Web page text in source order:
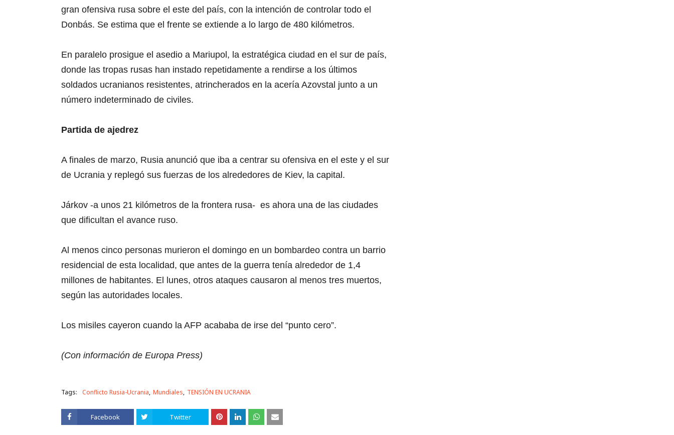
gran ofensiva rusa sobre el este del país, con la intención de controlar todo el
Donbás. Se estima que el frente se extiende a lo largo de 480 kilómetros.
En paralelo prosigue el asedio a Mariupol, la estratégica ciudad en el sur de país,
donde las tropas rusas han instado repetidamente a rendirse a los últimos
soldados ucranianos resistentes, atrincherados en la acería Azovstal junto a un
número indeterminado de civiles.
Partida de ajedrez
A finales de marzo, Rusia anunció que iba a centrar su ofensiva en el este y el sur
de Ucrania y replegó sus fuerzas de los alrededores de Kiev, la capital.
Járkov -a unos 21 kilómetros de la frontera rusa- es ahora una de las ciudades
que dificultan el avance ruso.
Al menos cinco personas murieron el domingo en un bombardeo contra un barrio
residencial de esta localidad, que antes de la guerra tenía alrededor de 1,4
millones de habitantes. El lunes, otros ataques causaron al menos tres muertos,
según las autoridades locales.
Los misiles cayeron cuando la AFP acababa de irse del “punto cero”.
(Con información de Europa Press)
Tags: Conflicto Rusia-Ucrania Mundiales TENSIÓN EN UCRANIA
Facebook Twitter